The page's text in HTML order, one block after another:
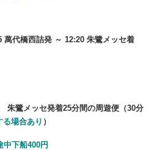
代橋西詰発 ～ 12:20 朱鷺メッセ着
鷺メッセ発着25分間の周遊便（30分
る場合あり ）
下船400円